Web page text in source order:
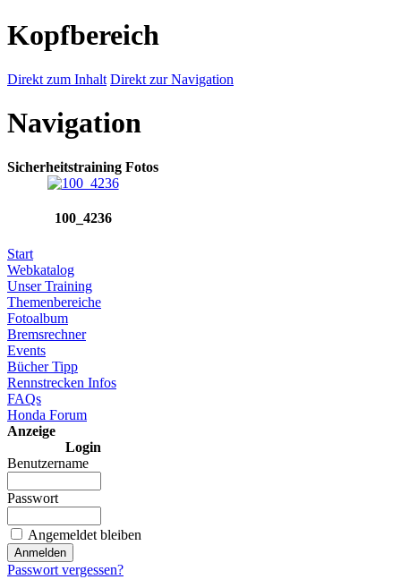
Kopfbereich
Direkt zum Inhalt Direkt zur Navigation
Navigation
Sicherheitstraining Fotos
100_4236
Start
Webkatalog
Unser Training
Themenbereiche
Fotoalbum
Bremsrechner
Events
Bücher Tipp
Rennstrecken Infos
FAQs
Honda Forum
Anzeige
Login
Benutzername
Passwort
Angemeldet bleiben
Passwort vergessen?